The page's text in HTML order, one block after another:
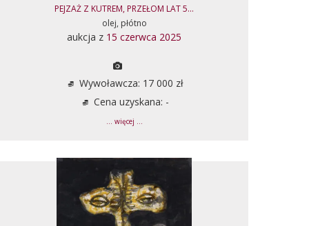
PEJZAŻ Z KUTREM, PRZEŁOM LAT 5...
olej, płótno
aukcja z 15 czerwca 2025
Wywoławcza: 17 000 zł
Cena uzyskana: -
... więcej ...